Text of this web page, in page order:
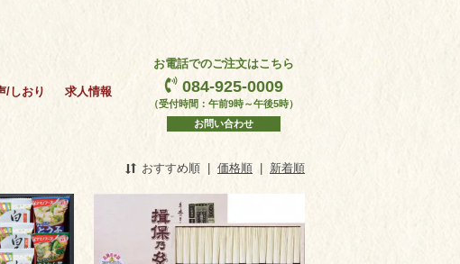
/しおり 求人情報
お電話でのご注文はこちら
084-925-0009
（受付時間：午前9時～午後5時）
お問い合わせ
おすすめ順 価格順 新着順